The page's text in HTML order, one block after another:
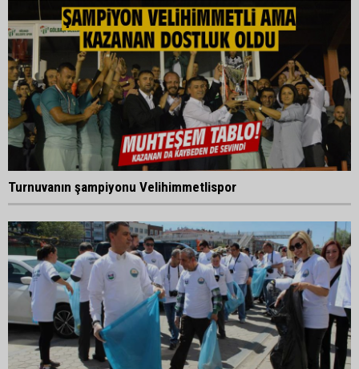
Turnuvanın şampiyonu Velihimmetlispor